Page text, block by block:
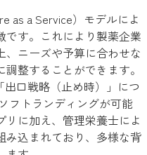
as a Service）モデルによ
です。これにより製薬企業
、ニーズや予算に合わせな
整することができます。
口戦略（止め時）」につ
フトランディングが可能
に加え、管理栄養士によ
み込まれており、多様な背